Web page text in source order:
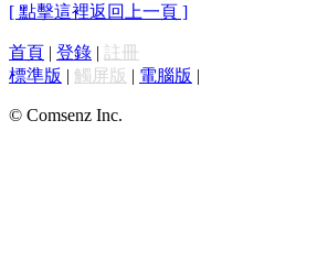
[ 點擊這裡返回上一頁 ]
首頁 | 登錄 | 註冊
標準版 | 觸屏版 | 電腦版 |
© Comsenz Inc.